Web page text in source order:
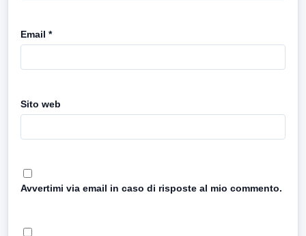
Email *
Sito web
Avvertimi via email in caso di risposte al mio commento.